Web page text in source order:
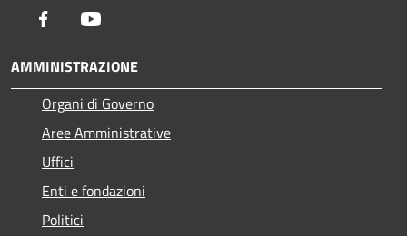
Facebook
AMMINISTRAZIONE
Organi di Governo
Aree Amministrative
Uffici
Enti e fondazioni
Politici